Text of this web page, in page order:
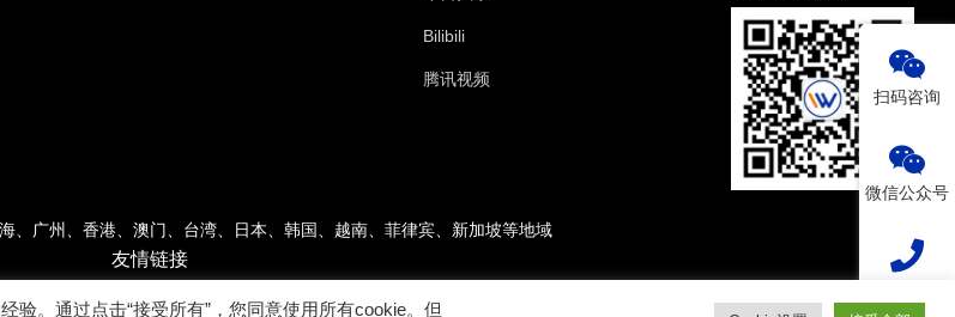
Bilibili
腾讯视频
、广州、香港、澳门、台湾、日本、韩国、越南、菲律宾、新加坡等地域
友情链接
。通过点击“接受所有”，您同意使用所有cookie。但
扫码咨询
微信公众号